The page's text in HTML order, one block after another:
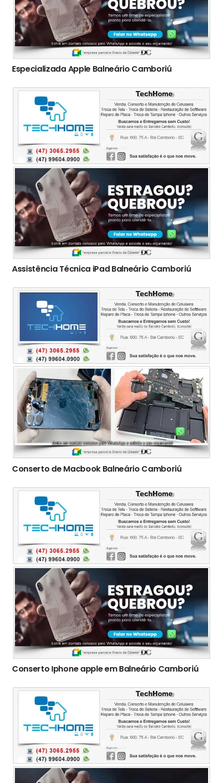
Especializada Apple Balneário Camboriú
Assistência Técnica iPad Balneário Camboriú
Conserto de Macbook Balneário Camboriú
Conserto Iphone apple em Balneário Camboriú